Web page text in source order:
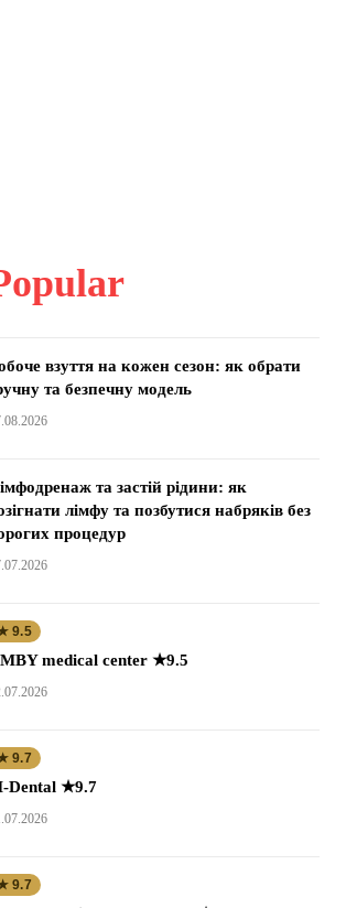
взуття на кожен сезон: як обрати
та безпечну модель
та застій рідини: як
лімфу та позбутися набряків без
процедур
9.5
medical center ★9.5
9.7
Dental ★9.7
9.7